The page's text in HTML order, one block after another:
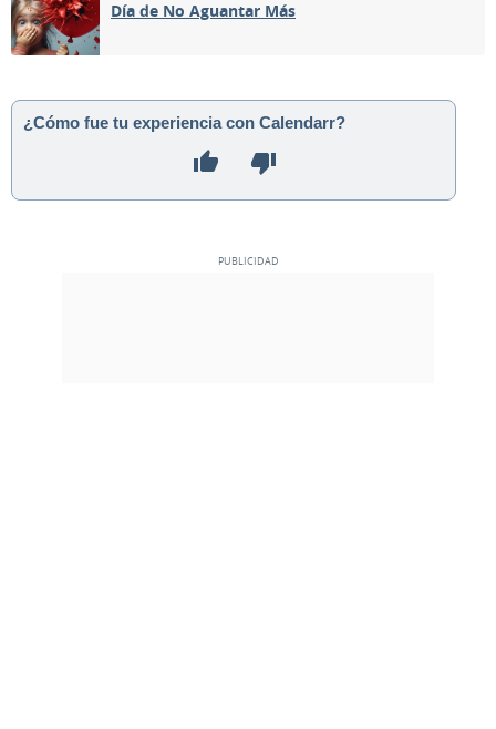
Día de No Aguantar Más
¿Cómo fue tu experiencia con Calendarr?